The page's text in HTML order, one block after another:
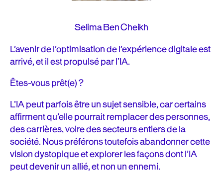
Selima Ben Cheikh
L’avenir de l’optimisation de l’expérience digitale est
arrivé, et il est propulsé par l’IA.
Êtes-vous prêt(e) ?
L’IA peut parfois être un sujet sensible, car certains
affirment qu’elle pourrait remplacer des personnes,
des carrières, voire des secteurs entiers de la
société. Nous préférons toutefois abandonner cette
vision dystopique et explorer les façons dont l’IA
peut devenir un allié, et non un ennemi.